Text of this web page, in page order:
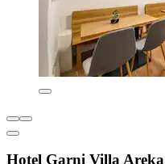
Hotel Garni Villa Areka